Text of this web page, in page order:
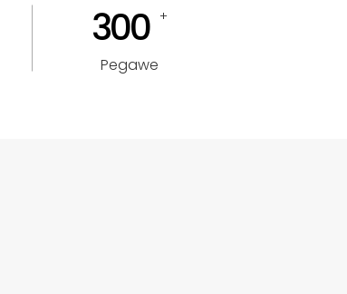
300 +
Pegawe